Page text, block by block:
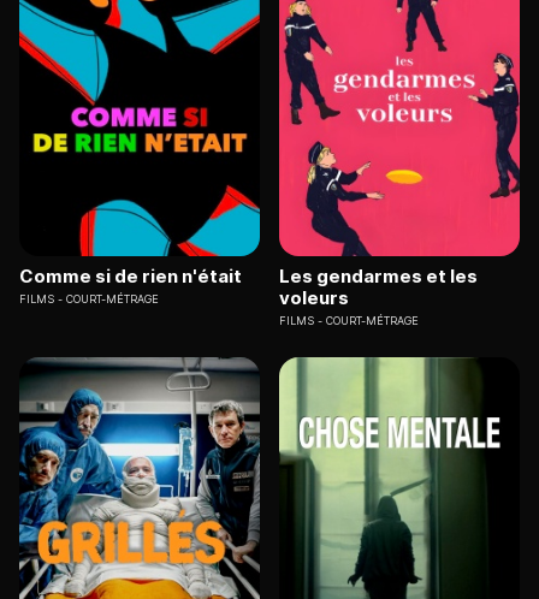
Comme si de rien n'était
FILMS COURT-MÉTRAGE
Les gendarmes et les
voleurs
FILMS COURT-MÉTRAGE